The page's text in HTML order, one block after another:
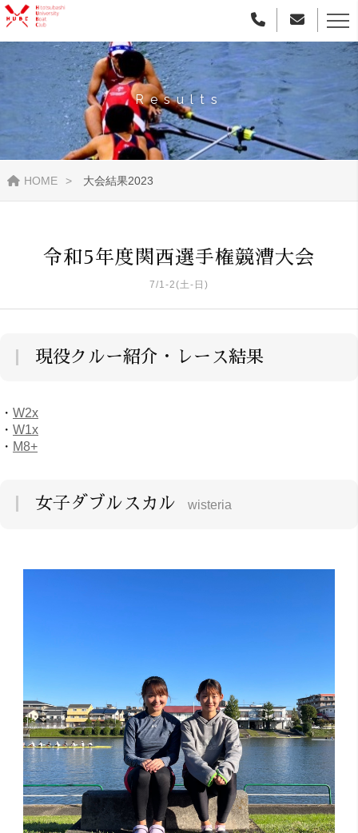
Results
HOME 大会結果2023
令和5年度関西選手権競漕大会
7/1-2(土-日)
現役クルー紹介・レース結果
・ W2x
・ W1x
・ M8+
女子ダブルスカル wisteria